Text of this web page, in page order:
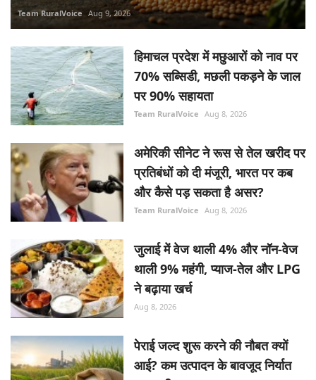
Team RuralVoice Aug 9, 2026
हिमाचल प्रदेश में मछुआरों को नाव पर
70% सब्सिडी, मछली पकड़ने के जाल
पर 90% सहायता
Team RuralVoice Aug 8, 2026
अमेरिकी सीनेट ने रूस से तेल खरीद पर
प्रतिबंधों को दी मंजूरी, भारत पर कब
और कैसे पड़ सकता है असर?
Team RuralVoice Aug 8, 2026
जुलाई में वेज थाली 4% और नॉन-वेज
थाली 9% महंगी, प्याज-तेल और LPG
ने बढ़ाया खर्च
Aug 8, 2026
पेराई जल्द शुरू करने की नौबत क्यों
आई? कम उत्पादन के बावजूद निर्यात